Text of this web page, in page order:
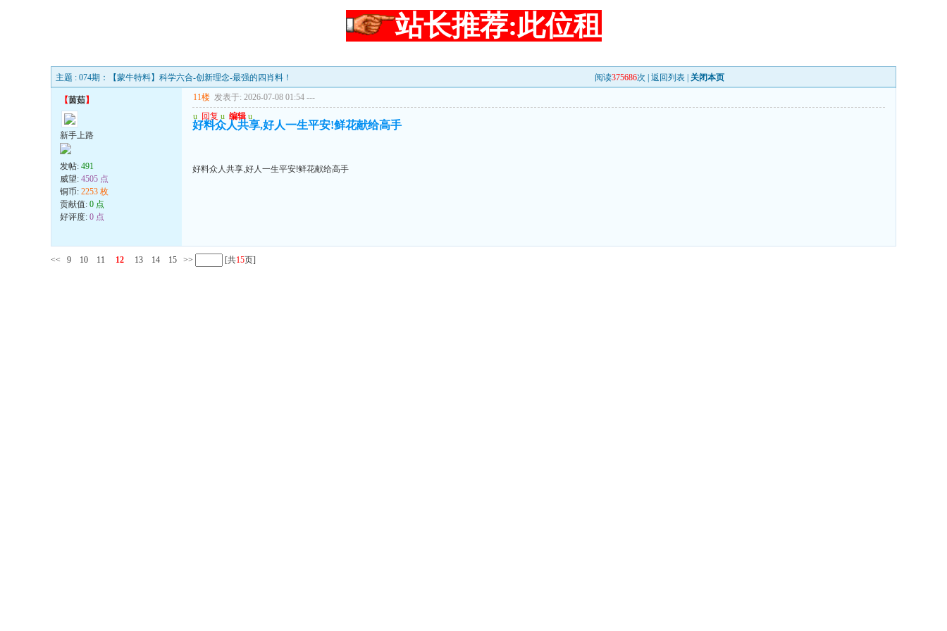
站长推荐:此位租
主题 : 074期：【蒙牛特料】科学六合-创新理念-最强的四肖料！ 阅读375686次 | 返回列表 关闭本页
【茵茹】
新手上路
发帖: 491
威望: 4505 点
铜币: 2253 枚
贡献值: 0 点
好评度: 0 点
11楼 发表于: 2026-07-08 01:54 ---
u 回复 u 编辑 u
好料众人共享,好人一生平安!鲜花献给高手
好料众人共享,好人一生平安!鲜花献给高手
<< 9 10 11 12 13 14 15 >> [共15页]